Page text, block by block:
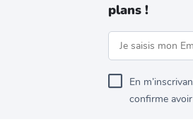
plans !
En
confirme